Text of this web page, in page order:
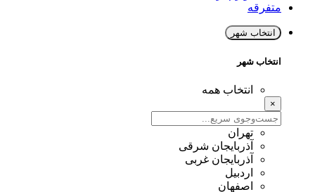
متفرقه
انتخاب شهر
انتخاب شهر
انتخاب همه
×
تهران
آذربایجان شرقی
آذربایجان غربی
اردبیل
اصفهان